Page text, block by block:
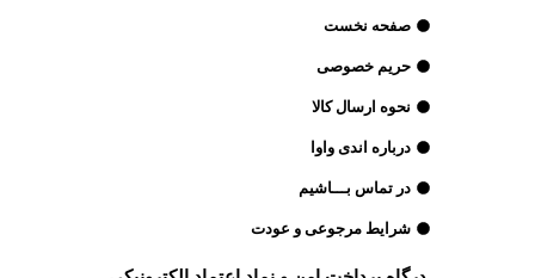
صفحه نخست
حریم خصوصی
نحوه ارسال کالا
درباره اندی واوا
در تماس بـــاشیم
شرایط مرجوعی و عودت